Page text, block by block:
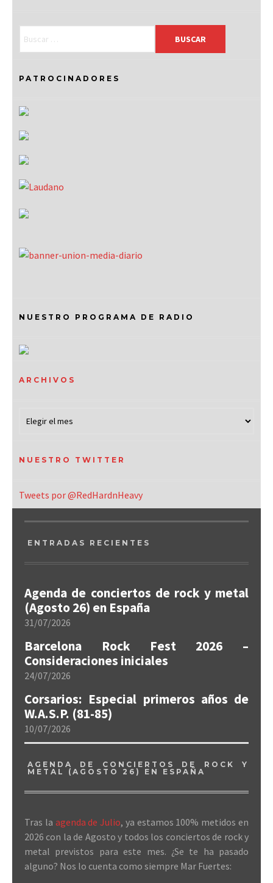
PATROCINADORES
NUESTRO PROGRAMA DE RADIO
ARCHIVOS
NUESTRO TWITTER
Tweets por @RedHardnHeavy
ENTRADAS RECIENTES
Agenda de conciertos de rock y metal
(Agosto 26) en España
31/07/2026
Barcelona Rock Fest 2026 –
Consideraciones iniciales
24/07/2026
Corsarios: Especial primeros años de
W.A.S.P. (81-85)
10/07/2026
AGENDA DE CONCIERTOS DE ROCK Y
METAL (AGOSTO 26) EN ESPAÑA
Tras la agenda de Julio, ya estamos 100% metidos en
2026 con la de Agosto y todos los conciertos de rock y
metal previstos para este mes. ¿Se te ha pasado
alguno? Nos lo cuenta como siempre Mar Fuertes: